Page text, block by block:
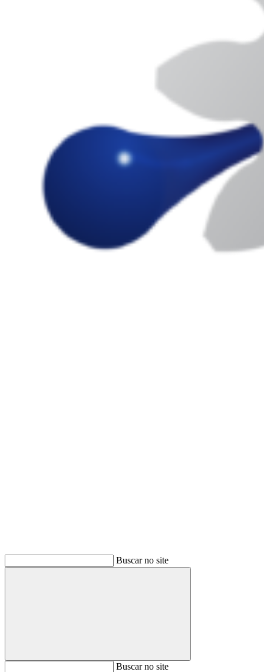
Buscar no site
BuscarBuscar no site